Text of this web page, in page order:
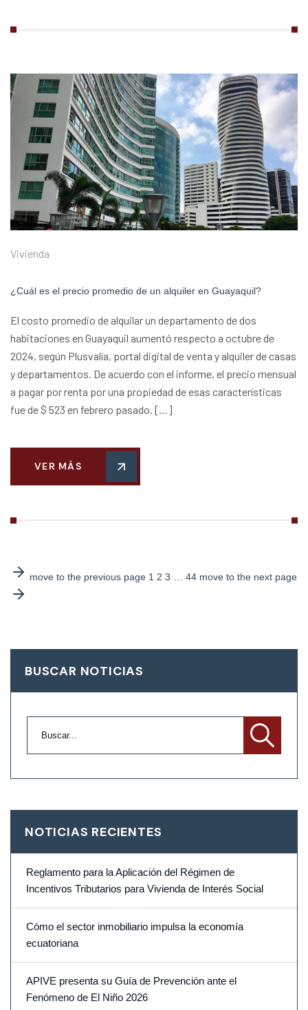
Vivienda
¿Cuál es el precio promedio de un alquiler en Guayaquil?
El costo promedio de alquilar un departamento de dos
habitaciones en Guayaquil aumentó respecto a octubre de
2024, según Plusvalía, portal digital de venta y alquiler de casas
y departamentos. De acuerdo con el informe, el precio mensual
a pagar por renta por una propiedad de esas características
fue de $ 523 en febrero pasado. […]
VER MÁS
move to the previous page 1 2 3 44 move to the next page
BUSCAR NOTICIAS
NOTICIAS RECIENTES
Reglamento para la Aplicación del Régimen de
Incentivos Tributarios para Vivienda de Interés Social
Cómo el sector inmobiliario impulsa la economía
ecuatoriana
APIVE presenta su Guía de Prevención ante el
Fenómeno de El Niño 2026